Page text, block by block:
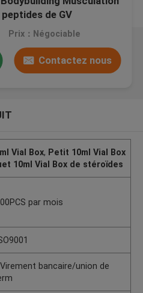
de GV
Prix：Négociable
Contactez nous
Vial Box, Petit 10ml Vial Box
10ml Vial Box de stéroïdes
par mois
bancaire/union de